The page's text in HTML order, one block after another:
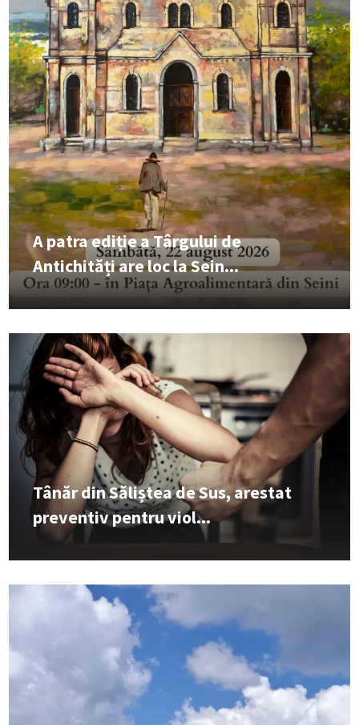
A patra ediție a Târgului de
Antichități are loc la Sein...
Tânăr din Săliștea de Sus, arestat
preventiv pentru viol...